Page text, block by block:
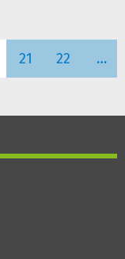
21 22 …